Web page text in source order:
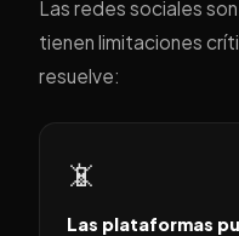
Las redes sociales
tienen limitaciones
resuelve:
📵
Las plataformas